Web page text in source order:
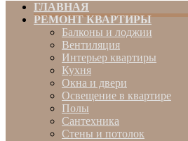
ГЛАВНАЯ
РЕМОНТ КВАРТИРЫ
Балконы и лоджии
Вентиляция
Интерьер квартиры
Кухня
Окна и двери
Освещение в квартире
Полы
Сантехника
Стены и потолок